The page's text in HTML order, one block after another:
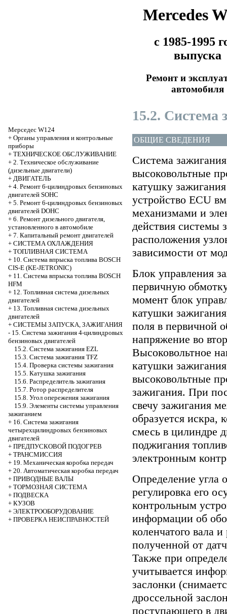
Mercedes
с 1985-1995
выпуска
Ремонт и
автомобиля
Мерседес W124
+ Органы управления и контрольные
приборы
+ ТЕХНИЧЕСКОЕ ОБСЛУЖИВАНИЕ
+ 2. Техническое обслуживание
(дизельные двигатели)
+ ДВИГАТЕЛЬ
+ 4. Ремонт 6-цилиндровых бензиновых
двигателей SOHC
+ 5. Ремонт 6-цилиндровых бензиновых
двигателей DOHC
+ 6. Ремонт дизельного двигателя,
установленного в автомобиле
+ 7. Капитальный ремонт двигателей
+ СИСТЕМА ОХЛАЖДЕНИЯ
+ ТОПЛИВНАЯ СИСТЕМА
+ 10. Система впрыска топлива BOSCH
CIS-E (KE-JETRONIC)
+ 11. Система впрыска топлива BOSCH
HFM
+ 12. Топливная система дизельных
двигателей
+ 13. Топливная система дизельных
двигателей
+ СИСТЕМЫ ЗАПУСКА, ЗАЖИГАНИЯ
- 15. Система зажигания 4-цилиндровых
бензиновых двигателей
15.2. Система зажигания EZL
15.3. Система зажигания TFZ
15.4. Проверка системы зажигания
15.5. Катушка зажигания
15.6. Распределитель зажигания
15.7. Ротор распределителя
15.8. Угол опережения зажигания
15.9. Элементы системы управления
зажиганием
+ 16. Система зажигания
четырехцилиндровых бензиновых
двигателей
+ ПРЕДПУСКОВОЙ ПОДОГРЕВ
+ ТРАНСМИССИЯ
+ 19. Механическая коробка передач
+ 20. Автоматическая коробка передач
+ ПРИВОДНЫЕ ВАЛЫ
+ ТОРМОЗНАЯ СИСТЕМА
+ ПОДВЕСКА
+ КУЗОВ
+ ЭЛЕКТРООБОРУДОВАНИЕ
+ ПРОВЕРКА НЕИСПРАВНОСТЕЙ
15.2. Система
ОБЩИЕ СВЕДЕНИЯ
Система
высоковольтные
катушку
устройство ECU
механизмами и
действия системы
расположения
зависимости от
Блок управления
первичную
момент блок
катушки
поля в первичной
напряжение во
Высоковольтное
катушки
высоковольтные
зажигания. При
свечу зажигания
образуется искра,
смесь в цилиндре
поджигания
электронным
Определение угла
регулировка его
контрольным
информации об
коленчатого вала
полученной от
Также при
учитывается
заслонки
дроссельной
поступающего в